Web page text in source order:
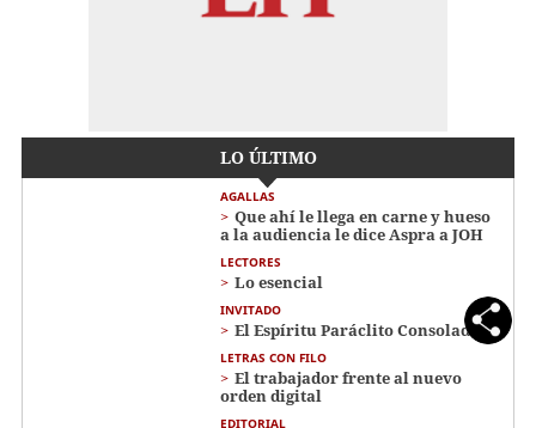
LO ÚLTIMO
AGALLAS
Que ahí le llega en carne y hueso
a la audiencia le dice Aspra a JOH
LECTORES
Lo esencial
INVITADO
El Espíritu Paráclito Consolador
LETRAS CON FILO
El trabajador frente al nuevo
orden digital
EDITORIAL